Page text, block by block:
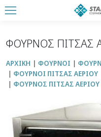
ΦΟΥΡΝΟΣ ΠΙΤΣΑΣ
ΑΡΧΙΚΉ ΦΟΥΡΝΟΙ
ΦΟΥΡΝΟΙ ΠΙΤΣΑΣ ΑΕΡΙΟΥ
ΦΟΥΡΝΟΣ ΠΙΤΣΑΣ ΑΕΡΙΟΥ